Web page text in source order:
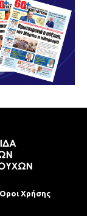
Χρήσης